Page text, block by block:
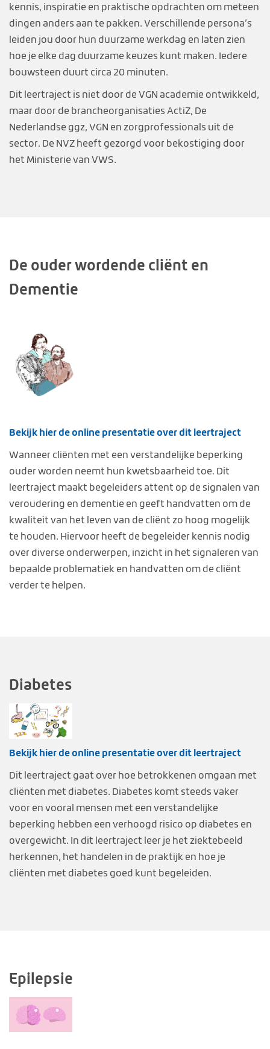
kennis, inspiratie en praktische opdrachten om meteen
dingen anders aan te pakken. Verschillende persona’s
leiden jou door hun duurzame werkdag en laten zien
hoe je elke dag duurzame keuzes kunt maken. Iedere
bouwsteen duurt circa 20 minuten.
Dit leertraject is niet door de VGN academie ontwikkeld,
maar door de brancheorganisaties ActiZ, De
Nederlandse ggz, VGN en zorgprofessionals uit de
sector. De NVZ heeft gezorgd voor bekostiging door
het Ministerie van VWS.
De ouder wordende cliënt en
Dementie
Bekijk hier de online presentatie over dit leertraject
Wanneer cliënten met een verstandelijke beperking
ouder worden neemt hun kwetsbaarheid toe. Dit
leertraject maakt begeleiders attent op de signalen van
veroudering en dementie en geeft handvatten om de
kwaliteit van het leven van de cliënt zo hoog mogelijk
te houden. Hiervoor heeft de begeleider kennis nodig
over diverse onderwerpen, inzicht in het signaleren van
bepaalde problematiek en handvatten om de cliënt
verder te helpen.
Diabetes
Bekijk hier de online presentatie over dit leertraject
Dit leertraject gaat over hoe betrokkenen omgaan met
cliënten met diabetes. Diabetes komt steeds vaker
voor en vooral mensen met een verstandelijke
beperking hebben een verhoogd risico op diabetes en
overgewicht. In dit leertraject leer je het ziektebeeld
herkennen, het handelen in de praktijk en hoe je
cliënten met diabetes goed kunt begeleiden.
Epilepsie